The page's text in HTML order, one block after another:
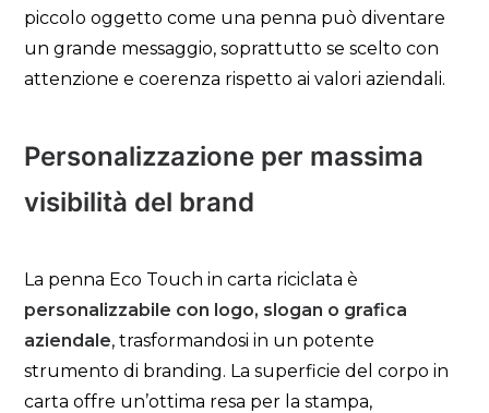
piccolo oggetto come una penna può diventare
un grande messaggio, soprattutto se scelto con
attenzione e coerenza rispetto ai valori aziendali.
Personalizzazione per massima
visibilità del brand
La penna Eco Touch in carta riciclata è
personalizzabile con logo, slogan o grafica
aziendale, trasformandosi in un potente
strumento di branding. La superficie del corpo in
carta offre un’ottima resa per la stampa,